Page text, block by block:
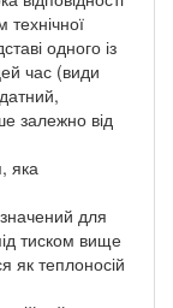
технічної
одного із
час (види
залежно від
яка
для
тиском вище
як теплоносій